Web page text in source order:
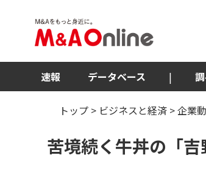
速報 データベース |
トップ > ビジネスと経済 >企業
苦境続く牛丼の「